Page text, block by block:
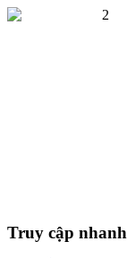
Truy cập nhanh